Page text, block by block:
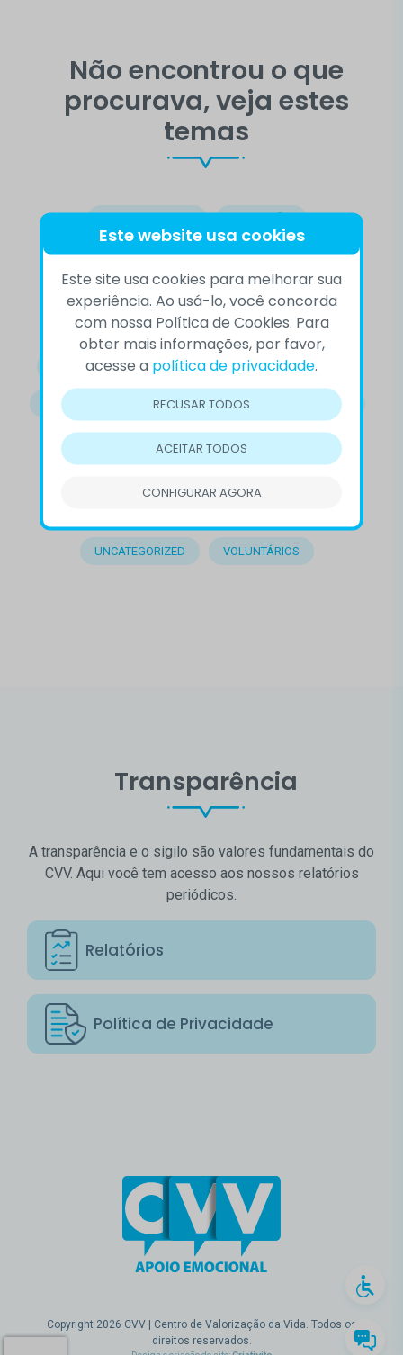
Não encontrou o que
procurava, veja estes
temas
AUTOCONHECIMENTO BEM-ESTAR
COMPORTAMENTO COMPREENSÃO
CONFLITOS CVV DEPRESSÃO
DESTAQUE DOENÇAS MENTAIS EMOÇÕES
EMPATIA LUTO OUTROS PRECONCEITO
PREVENÇÃO DO SUICÍDIO RELACIONAMENTOS
UNCATEGORIZED VOLUNTÁRIOS
Transparência
A transparência e o sigilo são valores fundamentais do
CVV. Aqui você tem acesso aos nossos relatórios
periódicos.
Relatórios
Política de Privacidade
Copyright 2026 CVV | Centro de Valorização da Vida. Todos os
direitos reservados.
Este website usa cookies
Este site usa cookies para melhorar sua
experiência. Ao usá-lo, você concorda
com nossa Política de Cookies. Para
obter mais informações, por favor,
acesse a política de privacidade.
RECUSAR TODOS
ACEITAR TODOS
CONFIGURAR AGORA